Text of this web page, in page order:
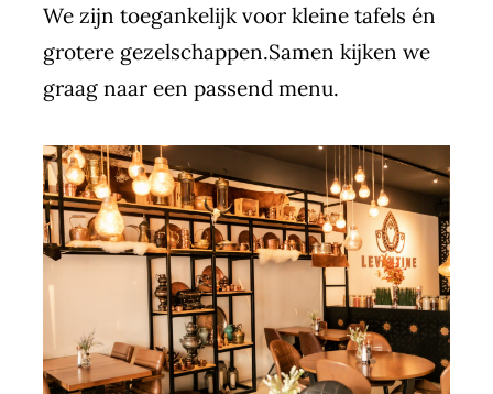
We zijn toegankelijk voor kleine tafels én
grotere gezelschappen.Samen kijken we
graag naar een passend menu.